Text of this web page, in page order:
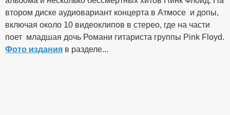
втором диске аудиовариант концерта в Атмосе и допы,
включая около 10 видеоклипов в стерео, где на части
поет младшая дочь Романи гитариста группы Pink Floyd.
Фото издания в разделе...